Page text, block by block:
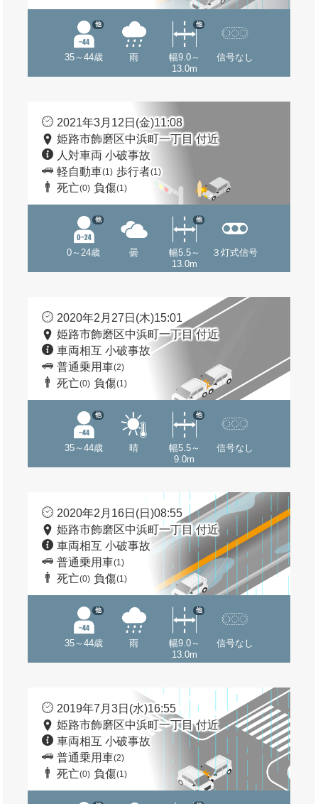
35～44歳
他
雨
幅9.0～
13.0m
他
信号なし
2021年3月12日(金)11:08
姫路市飾磨区中浜町一丁目 付近
人対車両 小破事故
軽自動車(1) 歩行者(1)
死亡(0) 負傷(1)
0～24歳
他
曇
幅5.5～
13.0m
他
３灯式信号
2020年2月27日(木)15:01
姫路市飾磨区中浜町一丁目 付近
車両相互 小破事故
普通乗用車(2)
死亡(0) 負傷(1)
35～44歳
他
晴
幅5.5～
9.0m
他
信号なし
2020年2月16日(日)08:55
姫路市飾磨区中浜町一丁目 付近
車両相互 小破事故
普通乗用車(1)
死亡(0) 負傷(1)
35～44歳
他
雨
幅9.0～
13.0m
他
信号なし
2019年7月3日(水)16:55
姫路市飾磨区中浜町一丁目 付近
車両相互 小破事故
普通乗用車(2)
死亡(0) 負傷(1)